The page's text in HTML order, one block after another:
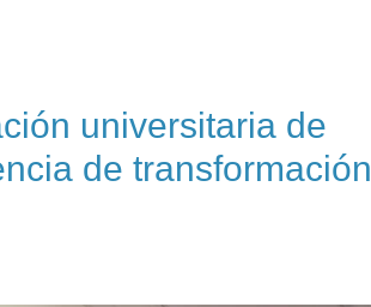
universitaria de
de transformación